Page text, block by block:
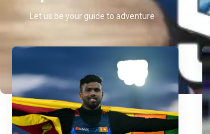
Let us be your guide to adventure